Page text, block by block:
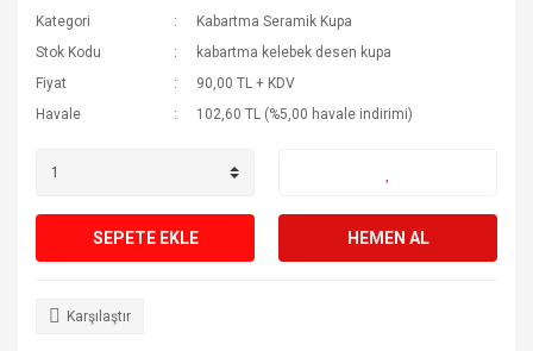
Kategori
Kabartma Seramik Kupa
Stok Kodu
kabartma kelebek desen kupa
Fiyat
90,00 TL + KDV
Havale
102,60 TL (%5,00 havale indirimi)
SEPETE EKLE HEMEN AL
Karşılaştır